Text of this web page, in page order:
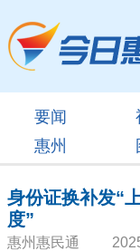
要闻
惠州
身份证换补发“
度”
惠州惠民通